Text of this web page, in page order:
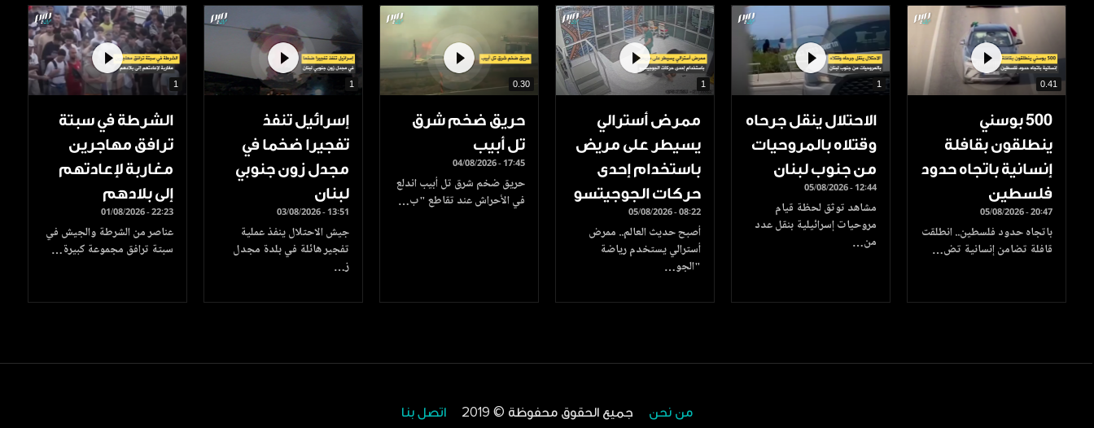
0.41
500 بوسني
ينطلقون بقافلة
إنسانية باتجاه حدود
فلسطين
05/08/2026 - 20:47
باتجاه حدود فلسطين.. انطلقت
قافلة تضامن إنسانية تض…
1
الاحتلال ينقل جرحاه
وقتلاه بالمروحيات
من جنوب لبنان
05/08/2026 - 12:44
مشاهد توثق لحظة قيام
مروحيات إسرائيلية بنقل عدد
من…
1
ممرض أسترالي
يسيطر على مريض
باستخدام إحدى
حركات الجوجيتسو
05/08/2026 - 08:22
أصبح حديث العالم.. ممرض
أسترالي يستخدم رياضة
"الجو…
0.30
حريق ضخم شرق
تل أبيب
04/08/2026 - 17:45
حريق ضخم شرق تل أبيب اندلع
في الأحراش عند تقاطع "ب…
1
إسرائيل تنفذ
تفجيرا ضخما في
مجدل زون جنوبي
لبنان
03/08/2026 - 13:51
جيش الاحتلال ينفذ عملية
تفجير هائلة في بلدة مجدل
ز…
1
الشرطة في سبتة
ترافق مهاجرين
مغاربة لإعادتهم
إلى بلادهم
01/08/2026 - 22:23
عناصر من الشرطة والجيش في
سبتة ترافق مجموعة كبيرة…
من نحن جميع الحقوق محفوظة © 2019 اتصل بنا